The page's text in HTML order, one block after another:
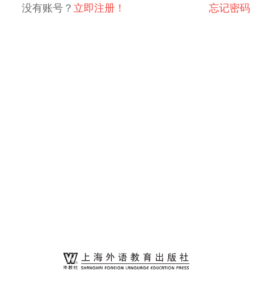
没有账号？ 立即注册！ 忘记密码